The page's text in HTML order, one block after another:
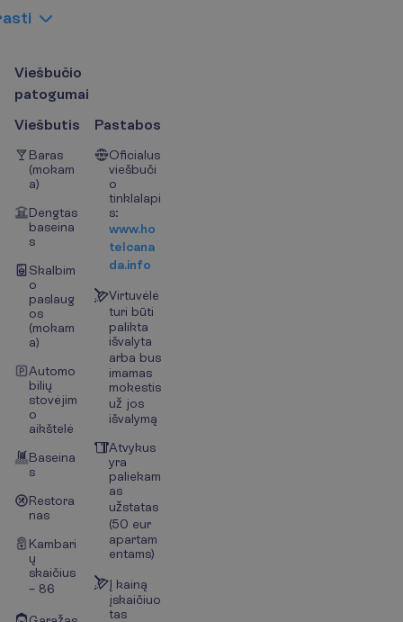
asti
Viešbučio
patogumai
Viešbutis
Baras
(mokam
a)
Dengtas
baseina
s
Skalbim
o
paslaug
os
(mokam
a)
Automo
bilių
stovėjim
o
aikštelė
Baseina
s
Restora
nas
Kambari
ų
skaičius
– 86
Pastabos
Oficialus
viešbuči
o
tinklalapi
s:
www.ho
telcana
da.info
Virtuvėlė
turi būti
palikta
išvalyta
arba bus
imamas
mokestis
už jos
išvalymą
Atvykus
yra
paliekam
as
užstatas
(50 eur
apartam
entams)
Į kainą
įskaičiuo
tas